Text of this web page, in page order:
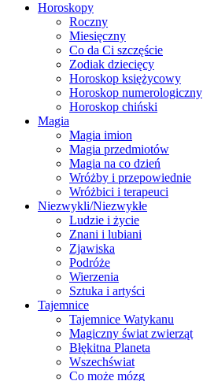
Horoskopy
Roczny
Miesięczny
Co da Ci szczęście
Zodiak dziecięcy
Horoskop księżycowy
Horoskop numerologiczny
Horoskop chiński
Magia
Magia imion
Magia przedmiotów
Magia na co dzień
Wróżby i przepowiednie
Wróżbici i terapeuci
Niezwykli/Niezwykłe
Ludzie i życie
Znani i lubiani
Zjawiska
Podróże
Wierzenia
Sztuka i artyści
Tajemnice
Tajemnice Watykanu
Magiczny świat zwierząt
Błękitna Planeta
Wszechświat
Co może mózg